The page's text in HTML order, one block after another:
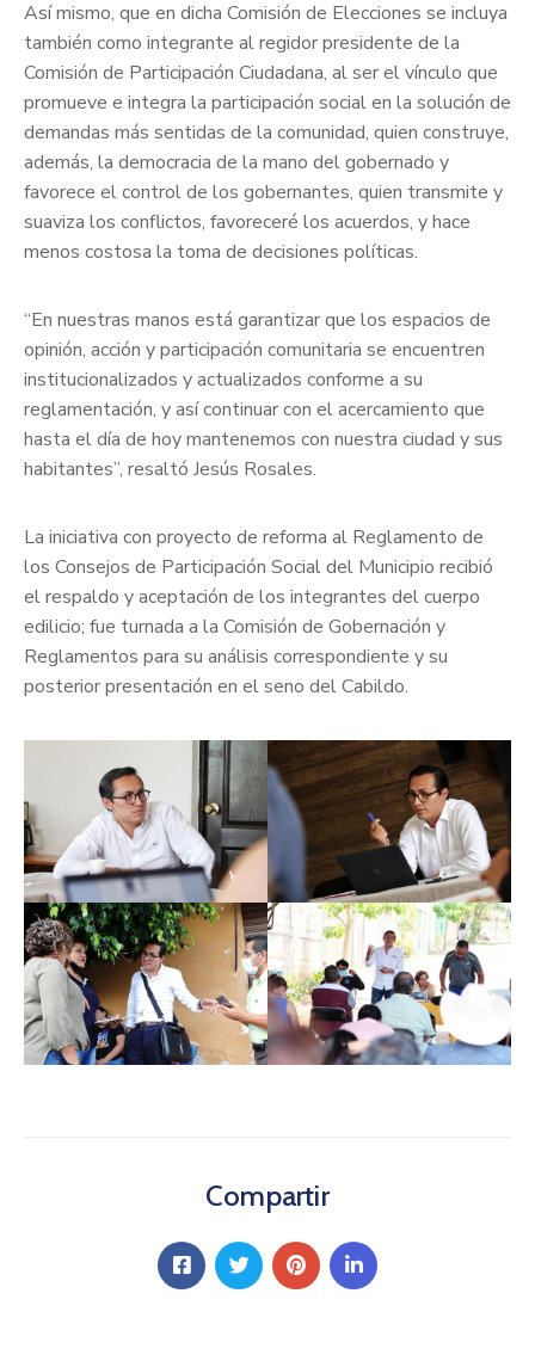
Así mismo, que en dicha Comisión de Elecciones se incluya
también como integrante al regidor presidente de la
Comisión de Participación Ciudadana, al ser el vínculo que
promueve e integra la participación social en la solución de
demandas más sentidas de la comunidad, quien construye,
además, la democracia de la mano del gobernado y
favorece el control de los gobernantes, quien transmite y
suaviza los conflictos, favoreceré los acuerdos, y hace
menos costosa la toma de decisiones políticas.
“En nuestras manos está garantizar que los espacios de
opinión, acción y participación comunitaria se encuentren
institucionalizados y actualizados conforme a su
reglamentación, y así continuar con el acercamiento que
hasta el día de hoy mantenemos con nuestra ciudad y sus
habitantes”, resaltó Jesús Rosales.
La iniciativa con proyecto de reforma al Reglamento de
los Consejos de Participación Social del Municipio recibió
el respaldo y aceptación de los integrantes del cuerpo
edilicio; fue turnada a la Comisión de Gobernación y
Reglamentos para su análisis correspondiente y su
posterior presentación en el seno del Cabildo.
Compartir